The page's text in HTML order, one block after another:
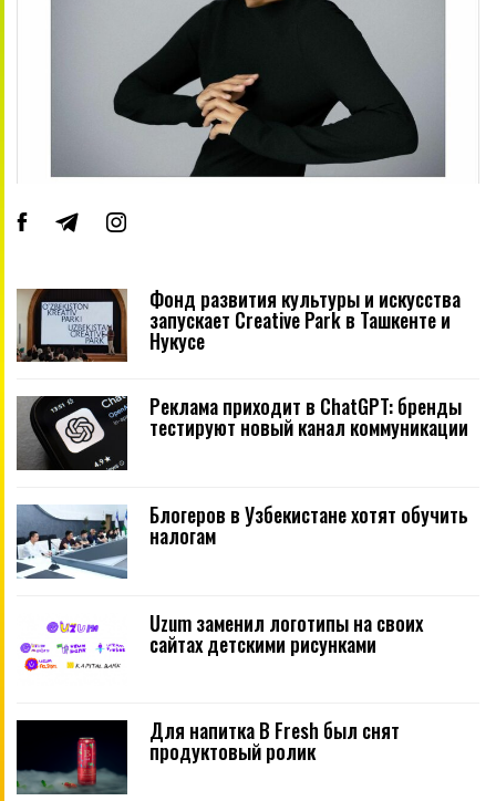
Фонд развития культуры и искусства
запускает Creative Park в Ташкенте и
Нукусе
Реклама приходит в ChatGPT: бренды
тестируют новый канал коммуникации
Блогеров в Узбекистане хотят обучить
налогам
Uzum заменил логотипы на своих
сайтах детскими рисунками
Для напитка B Fresh был снят
продуктовый ролик